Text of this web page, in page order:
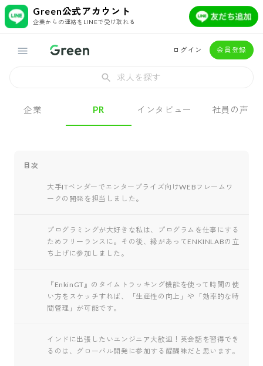
Green公式アカウント
企業からの連絡をLINEで受け取れる
ログイン 会員登録
求人を探す
企業 PR インタビュー 社員の声
目次
大手ITベンダーでエンタープライズ向けWEBフレームワ
ークの開発を担当しました。
プログラミングが大好きな私は、プログラムを仕事にする
ためフリーランスに。その後、縁があってENKINLABの立
ち上げに参加しました。
『EnkinGT』のタイムトラッキング機能を使って時間の使
い方をスケッチすれば、「生産性の向上」や「効率的な時
間管理」が可能です。
インドに出張したいエンジニア大歓迎！英会話を習得でき
るのは、グローバル開発に参加する醍醐味だと思います。